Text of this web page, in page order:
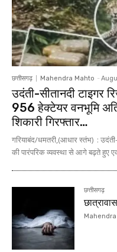
छत्तीसगढ़ Mahendra Mahto -
उदंती-सीतानदी टाइगर
956 हेक्टेयर वनभूमि
शिकारी गिरफ्तार…
गरियाबंद/धमतरी,(आधार स्तंभ) : उदंती-
की पारंपरिक व्यवस्था से आगे बढ़ते हुए
छत्तीसगढ़